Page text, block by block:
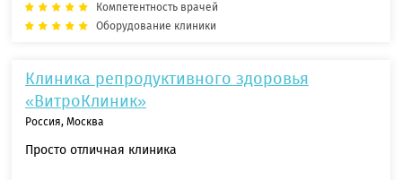
Компетентность врачей
Оборудование клиники
Клиника репродуктивного здоровья
«ВитроКлиник»
Россия, Москва
Просто отличная клиника